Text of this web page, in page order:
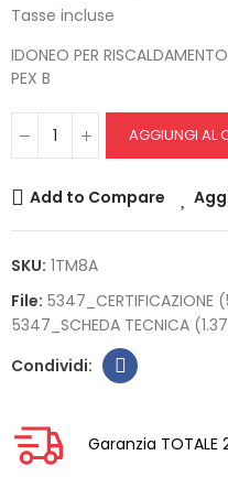
Tasse incluse
IDONEO PER
PEX B
AGGIUNGI AL
Add to Compare
SKU: 1TM8A
File: 5347_CERTIFICAZIONE
5347_SCHEDA TECNICA
Garanzia TOTALE